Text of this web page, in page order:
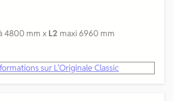
4800 mm x L2 maxi 6960 mm
sur L’Originale Classic